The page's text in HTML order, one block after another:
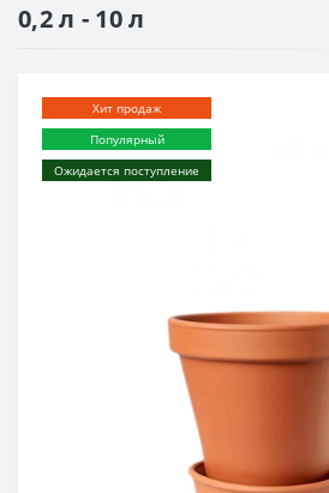
0,2 л - 10 л
Хит продаж
Популярный
Ожидается поступление